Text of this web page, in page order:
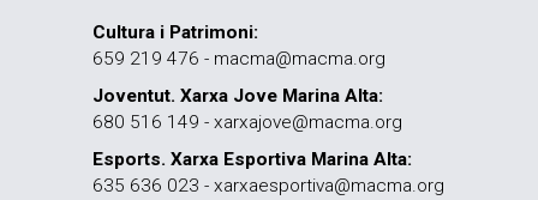
Cultura i Patrimoni:
659 219 476 - macma@macma.org
Joventut. Xarxa Jove Marina Alta:
680 516 149 - xarxajove@macma.org
Esports. Xarxa Esportiva Marina Alta:
635 636 023 - xarxaesportiva@macma.org